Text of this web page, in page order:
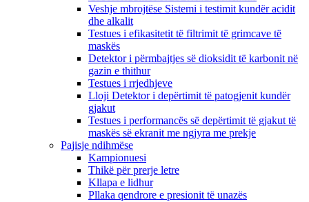
Veshje mbrojtëse Sistemi i testimit kundër acidit
dhe alkalit
Testues i efikasitetit të filtrimit të grimcave të
maskës
Detektor i përmbajtjes së dioksidit të karbonit në
gazin e thithur
Testues i rrjedhjeve
Lloji Detektor i depërtimit të patogjenit kundër
gjakut
Testues i performancës së depërtimit të gjakut të
maskës së ekranit me ngjyra me prekje
Pajisje ndihmëse
Kampionuesi
Thikë për prerje letre
Kllapa e lidhur
Pllaka qendrore e presionit të unazës